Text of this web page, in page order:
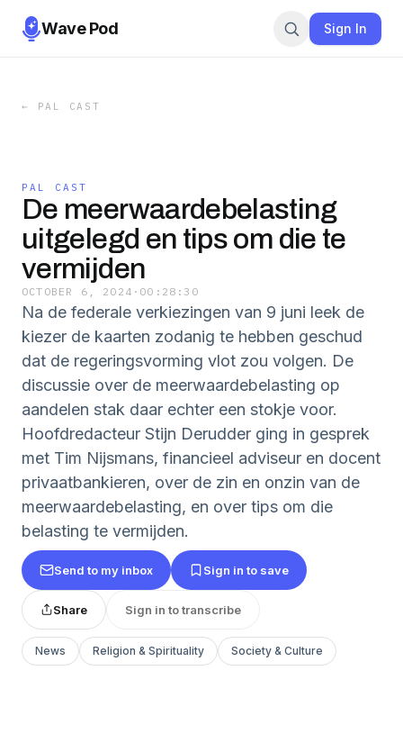
Wave Pod Sign In
← PAL CAST
PAL CAST
De meerwaardebelasting
uitgelegd en tips om die te
vermijden
OCTOBER 6, 2024 · 00:28:30
Na de federale verkiezingen van 9 juni leek de
kiezer de kaarten zodanig te hebben geschud
dat de regeringsvorming vlot zou volgen. De
discussie over de meerwaardebelasting op
aandelen stak daar echter een stokje voor.
Hoofdredacteur Stijn Derudder ging in gesprek
met Tim Nijsmans, financieel adviseur en docent
privaatbankieren, over de zin en onzin van de
meerwaardebelasting, en over tips om die
belasting te vermijden.
Send to my inbox Sign in to save
Share Sign in to transcribe
News Religion & Spirituality Society & Culture